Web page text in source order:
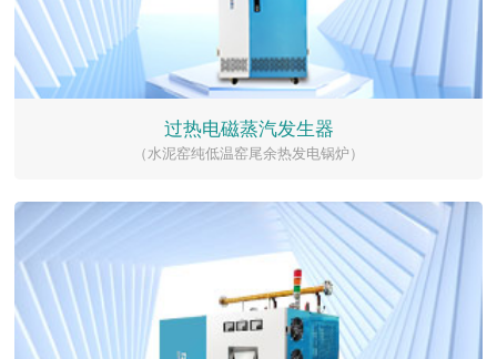
过热电磁蒸汽发生器
（水泥窑纯低温窑尾余热发电锅炉）